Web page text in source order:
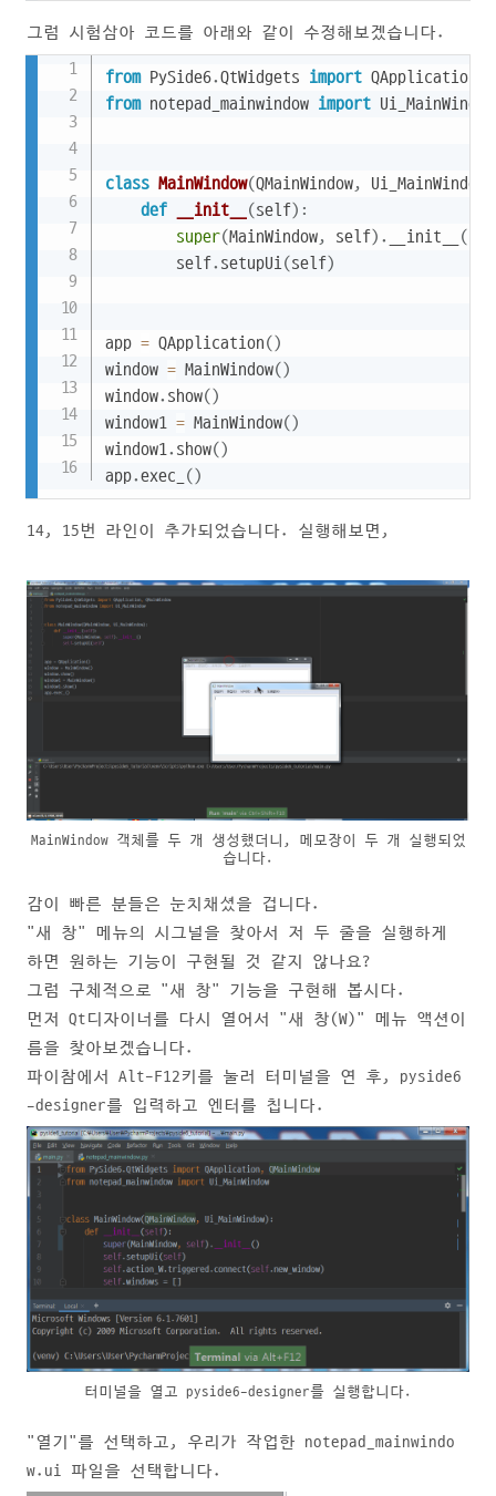
그럼 시험삼아 코드를 아래와 같이 수정해보겠습니다.
from PySide6.QtWidgets import QApplication
from notepad_mainwindow import Ui_MainWindow
class MainWindow(QMainWindow, Ui_MainWindow
def
__init__ (self) :
super(MainWindow, self) . __init__ (
        self
. setupUi(self)
app = QApplication()
window = MainWindow()
window. show()
window1 = MainWindow()
window1. show()
app.exec_ ()
Copy
14, 15번 라인이 추가되었습니다. 실행해보면,
MainWindow 객체를 두 개 생성했더니, 메모장이 두 개 실행되었
습니다.
감이 빠른 분들은 눈치채셨을 겁니다.
"새 창" 메뉴의 시그널을 찾아서 저 두 줄을 실행하게
하면 원하는 기능이 구현될 것 같지 않나요?
그럼 구체적으로 "새 창" 기능을 구현해 봅시다.
먼저 Qt디자이너를 다시 열어서 "새 창(W)" 메뉴 액션이
름을 찾아보겠습니다.
파이참에서 Alt-F12키를 눌러 터미널을 연 후, pyside6
-designer를 입력하고 엔터를 칩니다.
터미널을 열고 pyside6-designer를 실행합니다.
"열기"를 선택하고, 우리가 작업한 notepad_mainwindo
w.ui 파일을 선택합니다.